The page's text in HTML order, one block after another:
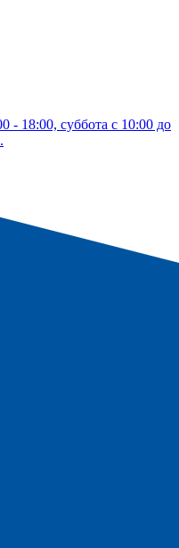
- 18:00, суббота с 10:00 до